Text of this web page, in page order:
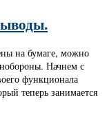
на бумаге, можно
Начнем с
функционала
теперь занимается